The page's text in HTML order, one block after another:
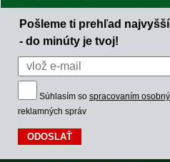
Pošleme ti prehľad
- do minúty je tvoj!
Súhlasím so spracovaním
reklamných správ